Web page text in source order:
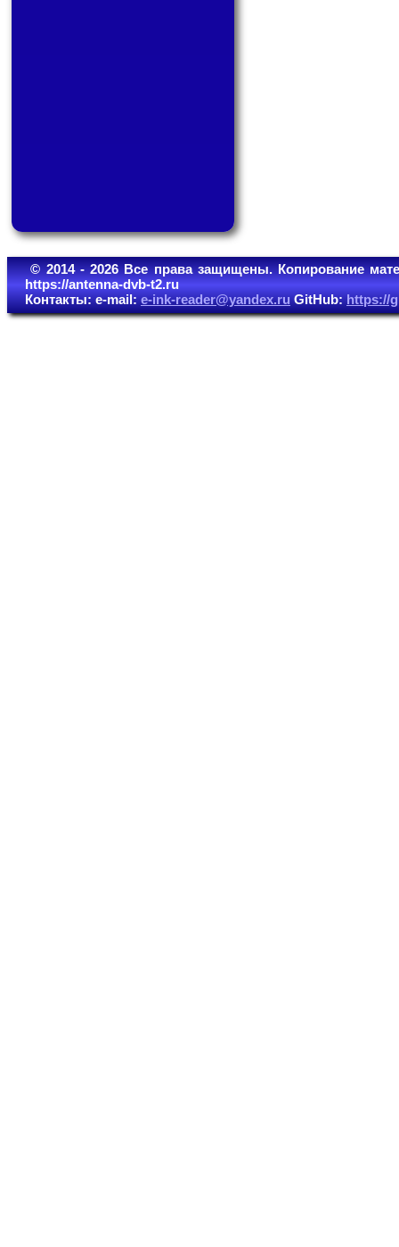
© 2014 - 2026 Все права защищены. Копирование
https://antenna-dvb-t2.ru
Контакты: e-mail:e-ink-reader@yandex.ruGitHub:https://